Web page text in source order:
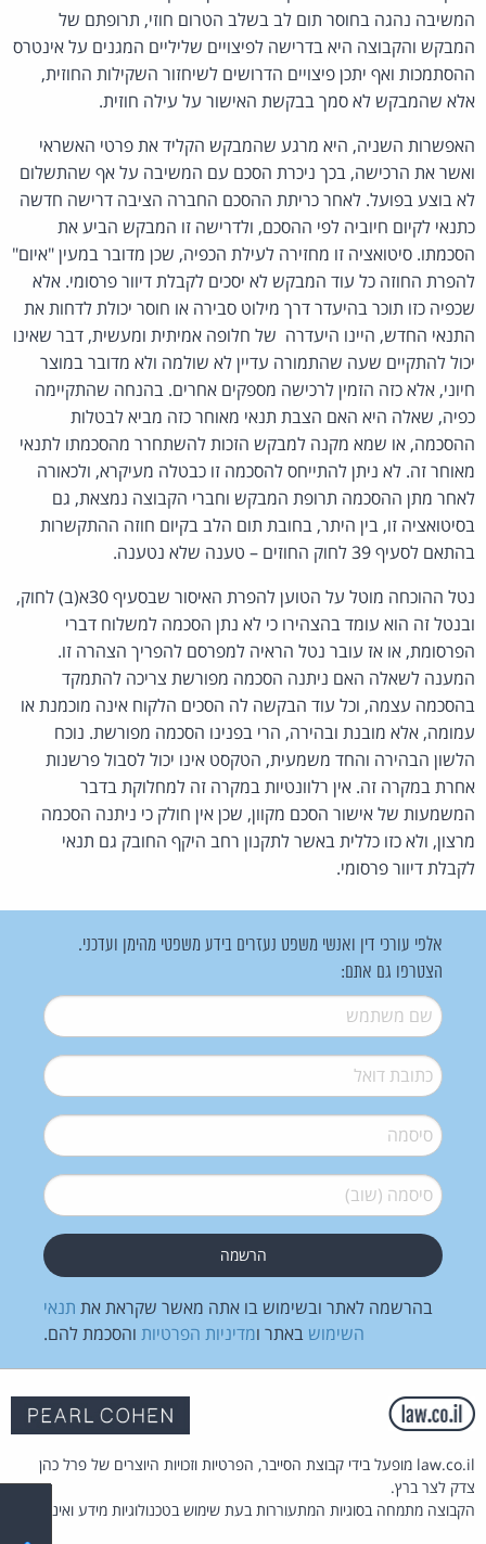
המשיבה נהגה בחוסר תום לב בשלב הטרום חוזי, תרופתם של
המבקש והקבוצה היא בדרישה לפיצויים שליליים המגנים על אינטרס
ההסתמכות ואף יתכן פיצויים הדרושים לשיחזור השקילות החוזית,
אלא שהמבקש לא סמך בבקשת האישור על עילה חוזית.
האפשרות השניה, היא מרגע שהמבקש הקליד את פרטי האשראי
ואשר את הרכישה, בכך ניכרת הסכם עם המשיבה על אף שהתשלום
לא בוצע בפועל. לאחר כריתת ההסכם החברה הציבה דרישה חדשה
כתנאי לקיום חיוביה לפי ההסכם, ולדרישה זו המבקש הביע את
הסכמתו. סיטואציה זו מחזירה לעילת הכפיה, שכן מדובר במעין "איום"
להפרת החוזה כל עוד המבקש לא יסכים לקבלת דיוור פרסומי. אלא
שכפיה כזו תוכר בהיעדר דרך מילוט סבירה או חוסר יכולת לדחות את
התנאי החדש, היינו היעדרה של חלופה אמיתית ומעשית, דבר שאינו
יכול להתקיים שעה שהתמורה עדיין לא שולמה ולא מדובר במוצר
חיוני, אלא כזה הזמין לרכישה מספקים אחרים. בהנחה שהתקיימה
כפיה, שאלה היא האם הצבת תנאי מאוחר כזה מביא לבטלות
ההסכמה, או שמא מקנה למבקש הזכות להשתחרר מהסכמתו לתנאי
מאוחר זה. לא ניתן להתייחס להסכמה זו כבטלה מעיקרא, ולכאורה
לאחר מתן ההסכמה תרופת המבקש וחברי הקבוצה נמצאת, גם
בסיטואציה זו, בין היתר, בחובת תום הלב בקיום חוזה ההתקשרות
בהתאם לסעיף 39 לחוק החוזים – טענה שלא נטענה.
נטל ההוכחה מוטל על הטוען להפרת האיסור שבסעיף 30א(ב) לחוק,
ובנטל זה הוא עומד בהצהירו כי לא נתן הסכמה למשלוח דברי
הפרסומת, או אז עובר נטל הראיה למפרסם להפריך הצהרה זו.
המענה לשאלה האם ניתנה הסכמה מפורשת צריכה להתמקד
בהסכמה עצמה, וכל עוד הבקשה לה הסכים הלקוח אינה מוכמנת או
עמומה, אלא מובנת ובהירה, הרי בפנינו הסכמה מפורשת. נוכח
הלשון הבהירה והחד משמעית, הטקסט אינו יכול לסבול פרשנות
אחרת במקרה זה. אין רלוונטיות במקרה זה למחלוקת בדבר
המשמעות של אישור הסכם מקוון, שכן אין חולק כי ניתנה הסכמה
מרצון, ולא כזו כללית באשר לתקנון רחב היקף החובק גם תנאי
לקבלת דיוור פרסומי.
אלפי עורכי דין ואנשי משפט נעזרים בידע משפטי מהימן ועדכני.
הצטרפו גם אתם:
שם משתמש*
דואל*
סיסמה*
סיסמה (שוב)*
בהרשמה לאתר ובשימוש בו אתה מאשר שקראת את תנאי
השימוש באתר ומדיניות הפרטיות והסכמת להם.
law.co.il מופעל בידי קבוצת הסייבר, הפרטיות וזכויות היוצרים של פרל כהן
צדק לצר ברץ.
הקבוצה מתמחה בסוגיות המתעוררות בעת שימוש בטכנולוגיות מידע ואינטרנט.